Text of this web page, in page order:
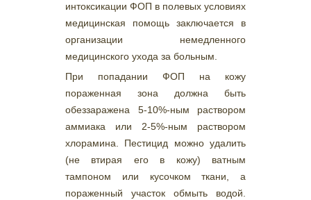
интоксикации ФОП в полевых условиях
медицинская помощь заключается в
организации немедленного
медицинского ухода за больным.
При попадании ФОП на кожу
пораженная зона должна быть
обеззаражена 5-10%-ным раствором
аммиака или 2-5%-ным раствором
хлорамина. Пестицид можно удалить
(не втирая его в кожу) ватным
тампоном или кусочком ткани, а
пораженный участок обмыть водой.